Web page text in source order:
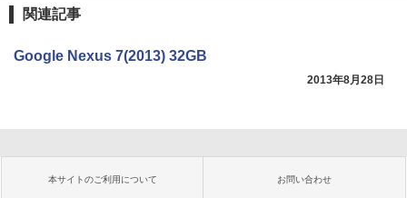
関連記事
Google Nexus 7(2013) 32GB
2013年8月28日
本サイトのご利用について お問い合わせ